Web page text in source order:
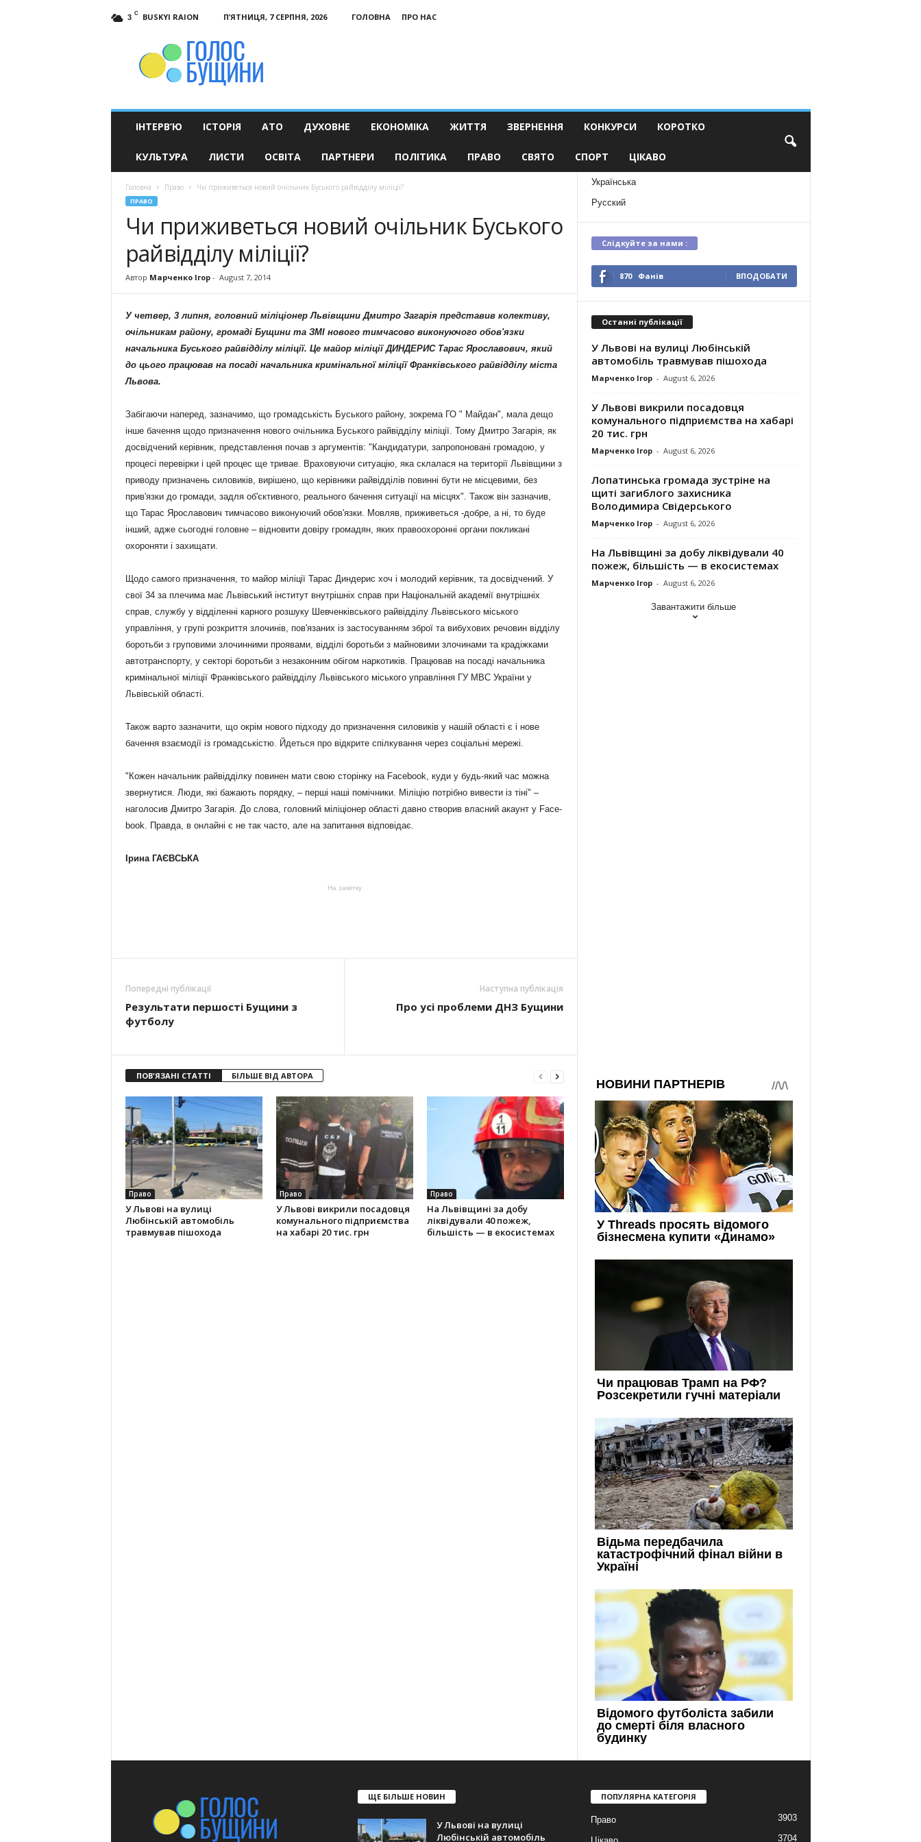
3 C BUSKYI RAION П’ЯТНИЦЯ, 7 СЕРПНЯ, 2026 ГОЛОВНА
ПРО НАС
ІНТЕРВ’Ю ІСТОРІЯ АТО ДУХОВНЕ ЕКОНОМІКА ЖИТТЯ ЗВЕРНЕННЯ КОНКУРСИ КОРОТКО
КУЛЬТУРА ЛИСТИ ОСВІТА ПАРТНЕРИ ПОЛІТИКА ПРАВО СВЯТО СПОРТ ЦІКАВО
Головна Право Чи приживеться новий очільник Буського райвідділу міліції?
ПРАВО
Чи приживеться новий очільник Буського
райвідділу міліції?
Автор Марченко Ігор- August 7, 2014
У четвер, 3 липня, головний міліціонер Львівщини Дмитро Загарія представив колективу,
очільникам району, громаді Бущини та ЗМІ нового тимчасово виконуючого обов'язки
начальника Буського райвідділу міліції. Це майор міліції ДИНДЕРИС Тарас Ярославович, який
до цього працював на посаді начальника кримінальної міліції Франківського райвідділу міста
Львова.
Забігаючи наперед, зазначимо, що громадськість Буського району, зокрема ГО " Майдан", мала дещо
інше бачення щодо призначення нового очільника Буського райвідділу міліції. Тому Дмитро Загарія, як
досвідчений керівник, представлення почав з аргументів: "Кандидатури, запропоновані громадою, у
процесі перевірки і цей процес ще тривае. Враховуючи ситуацію, яка склалася на території Львівщини з
приводу призначень силовиків, вирішено, що керівники райвідділів повинні бути не місцевими, без
прив'язки до громади, задля об'єктивного, реального бачення ситуації на місцях". Також він зазначив,
що Тарас Ярославович тимчасово виконуючий обов'язки. Мовляв, приживеться -добре, а ні, то буде
інший, адже сьогодні головне – відновити довіру громадян, яких правоохоронні органи покликані
охороняти і захищати.
Щодо самого призначення, то майор міліції Тарас Диндерис хоч і молодий керівник, та досвідчений. У
свої 34 за плечима має Львівський інститут внутрішніх справ при Національній академії внутрішніх
справ, службу у відділенні карного розшуку Шевченківського райвідділу Львівського міського
управління, у групі розкриття злочинів, пов'язаних із застосуванням зброї та вибухових речовин відділу
боротьби з груповими злочинними проявами, відділі боротьби з майновими злочинами та крадіжками
автотранспорту, у секторі боротьби з незаконним обігом наркотиків. Працював на посаді начальника
кримінальної міліції Франківського райвідділу Львівського міського управління ГУ МВС України у
Львівській області.
Також варто зазначити, що окрім нового підходу до призначення силовиків у нашій області є і нове
бачення взаємодії із громадськістю. Йдеться про відкрите спілкування через соціальні мережі.
"Кожен начальник райвідділку повинен мати свою сторінку на Facebook, куди у будь-який час можна
звернутися. Люди, які бажають порядку, – перші наші помічники. Міліцію потрібно вивести із тіні" –
наголосив Дмитро Загарія. До слова, головний міліціонер області давно створив власний акаунт у Face-
book. Правда, в онлайні є не так часто, але на запитання відповідає.
Ірина ГАЄВСЬКА
На замітку
Попередні публікації
Результати першості Бущини з
футболу
Наступна публікація
Про усі проблеми ДНЗ Бущини
ПОВ'ЯЗАНІ СТАТТІ БІЛЬШЕ ВІД АВТОРА
Право
У Львові на вулиці
Любінській автомобіль
травмував пішохода
Право
У Львові викрили посадовця
комунального підприємства
на хабарі 20 тис. грн
Право
На Львівщині за добу
ліквідували 40 пожеж,
більшість — в екосистемах
Українська
Русский
Слідкуйте за нами :
870 Фанів ВПОДОБАТИ
Останні публікації
У Львові на вулиці Любінській
автомобіль травмував пішохода
Марченко Ігор - August 6, 2026
У Львові викрили посадовця
комунального підприємства на хабарі
20 тис. грн
Марченко Ігор - August 6, 2026
Лопатинська громада зустріне на
щиті загиблого захисника
Володимира Свідерського
Марченко Ігор - August 6, 2026
На Львівщині за добу ліквідували 40
пожеж, більшість — в екосистемах
Марченко Ігор - August 6, 2026
Завантажити більше
ЩЕ БІЛЬШЕ НОВИН
У Львові на вулиці
Любінській автомобіль
ПОПУЛЯРНА КАТЕГОРІЯ
Право 3903
3704